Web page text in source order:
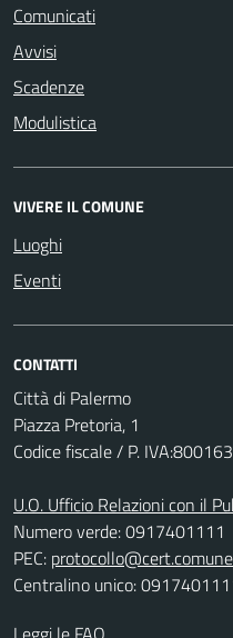
Comunicati
Avvisi
Scadenze
Modulistica
VIVERE IL COMUNE
Luoghi
Eventi
CONTATTI
Città di Palermo
Piazza Pretoria, 1
Codice fiscale / P.
U.O. Ufficio Relazioni con il
Numero verde: 0917401111
PEC:
Centralino unico: